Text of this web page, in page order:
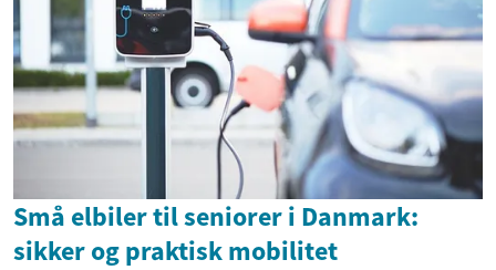
Små elbiler til seniorer i Danmark:
sikker og praktisk mobilitet